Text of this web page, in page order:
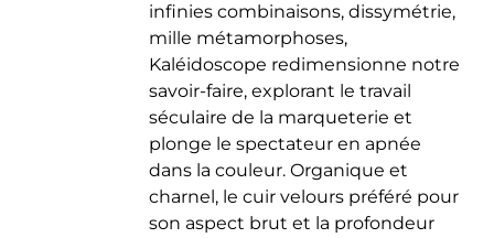
infinies combinaisons, dissymétrie,
mille métamorphoses,
Kaléidoscope redimensionne notre
savoir-faire, explorant le travail
séculaire de la marqueterie et
plonge le spectateur en apnée
dans la couleur. Organique et
charnel, le cuir velours préféré pour
son aspect brut et la profondeur